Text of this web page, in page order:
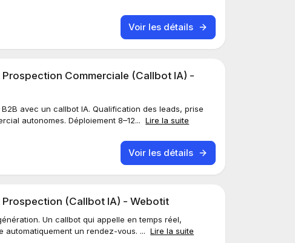
Voir les détails
Commerciale (Callbot IA) -
avec un callbot IA. Qualification des leads, prise
autonomes. Déploiement 8–12... Lire la suite
Voir les détails
Prospection (Callbot IA) - Webotit
Un callbot qui appelle en temps réel,
automatiquement un rendez-vous. ... Lire la suite